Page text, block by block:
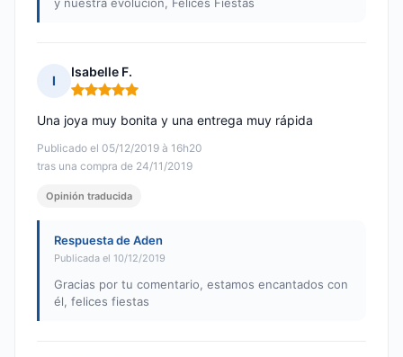
I
Isabelle F.
Nota: 5 de 5
Publicado el 05/12/2019 à 16h20
tras una compra de 24/11/2019
Una joya muy bonita y una entrega muy rápida
Opinión traducida
Respuesta de Aden
Publicada el 10/12/2019
Gracias por tu comentario, estamos encantados con
él, felices fiestas